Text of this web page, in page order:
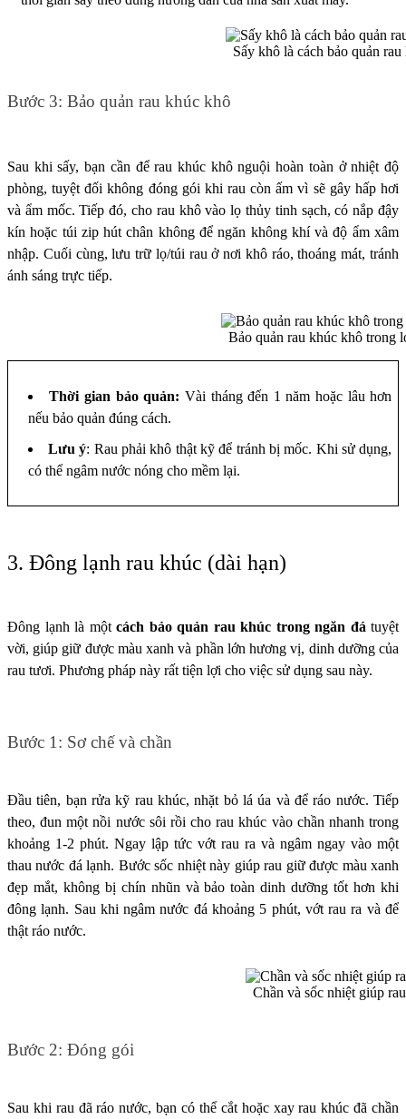
Sấy khô là cách bảo quản
Bước 3: Bảo quản rau khúc khô
Sau khi sấy, bạn cần để rau khúc khô nguội hoàn toàn ở nhiệt độ
phòng, tuyệt đối không đóng gói khi rau còn ấm vì sẽ gây hấp hơi
và ẩm mốc. Tiếp đó, cho rau khô vào lọ thủy tinh sạch, có nắp đậy
kín hoặc túi zip hút chân không để ngăn không khí và độ ẩm xâm
nhập. Cuối cùng, lưu trữ lọ/túi rau ở nơi khô ráo, thoáng mát, tránh
ánh sáng trực tiếp.
Bảo quản rau khúc khô trong
Thời gian bảo quản: Vài tháng đến 1 năm hoặc lâu hơn
nếu bảo quản đúng cách.
Lưu ý: Rau phải khô thật kỹ để tránh bị mốc. Khi sử dụng,
có thể ngâm nước nóng cho mềm lại.
3. Đông lạnh rau khúc (dài hạn)
Đông lạnh là một cách bảo quản rau khúc trong ngăn đá tuyệt
vời, giúp giữ được màu xanh và phần lớn hương vị, dinh dưỡng của
rau tươi. Phương pháp này rất tiện lợi cho việc sử dụng sau này.
Bước 1: Sơ chế và chần
Đầu tiên, bạn rửa kỹ rau khúc, nhặt bỏ lá úa và để ráo nước. Tiếp
theo, đun một nồi nước sôi rồi cho rau khúc vào chần nhanh trong
khoảng 1-2 phút. Ngay lập tức vớt rau ra và ngâm ngay vào một
thau nước đá lạnh. Bước sốc nhiệt này giúp rau giữ được màu xanh
đẹp mắt, không bị chín nhũn và bảo toàn dinh dưỡng tốt hơn khi
đông lạnh. Sau khi ngâm nước đá khoảng 5 phút, vớt rau ra và để
thật ráo nước.
Chần và sốc nhiệt giúp
Bước 2: Đóng gói
Sau khi rau đã ráo nước, bạn có thể cắt hoặc xay rau khúc đã chần